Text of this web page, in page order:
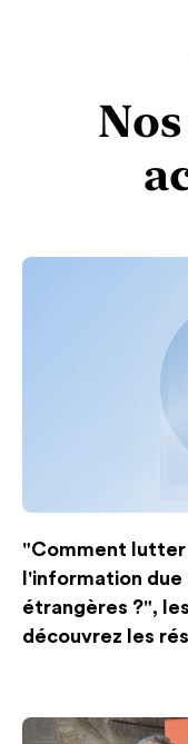
"Comment lutter
l'information due
étrangères ?",
découvrez les